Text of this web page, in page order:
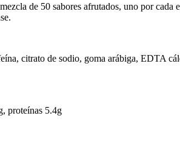
de 50 sabores afrutados, uno por cada
citrato de sodio, goma arábiga, EDTA
proteínas 5.4g